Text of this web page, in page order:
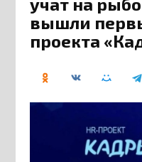
учат на
вышли
проекта